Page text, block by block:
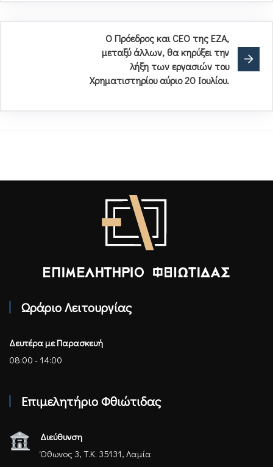
Ο Πρόεδρος και CEO της ΕΖΑ,
μεταξύ άλλων, θα κηρύξει την
λήξη των εργασιών του
Χρηματιστηρίου αύριο 20 Ιουλίου.
Ωράριο Λειτουργίας
Δευτέρα με Παρασκευή
08:00 - 14:00
Επιμελητήριο Φθιώτιδας
Διεύθυνση
Όθωνος 3, Τ.Κ. 35131, Λαμία